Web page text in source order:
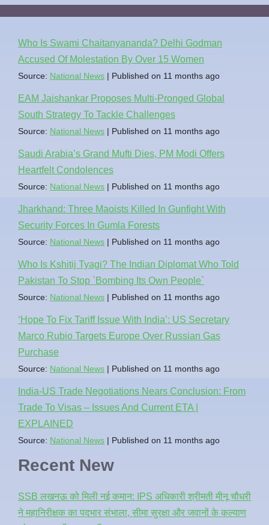
Who Is Swami Chaitanyananda? Delhi Godman
Accused Of Molestation By Over 15 Women
Source: National News Published on 11 months ago
EAM Jaishankar Proposes Multi-Pronged Global
South Strategy To Tackle Challenges
Source: National News Published on 11 months ago
Saudi Arabia’s Grand Mufti Dies, PM Modi Offers
Heartfelt Condolences
Source: National News Published on 11 months ago
Jharkhand: Three Maoists Killed In Gunfight With
Security Forces In Gumla Forests
Source: National News Published on 11 months ago
Who Is Kshitij Tyagi? The Indian Diplomat Who Told
Pakistan To Stop `Bombing Its Own People`
Source: National News Published on 11 months ago
‘Hope To Fix Tariff Issue With India’: US Secretary
Marco Rubio Targets Europe Over Russian Gas
Purchase
Source: National News Published on 11 months ago
India-US Trade Negotiations Nears Conclusion: From
Trade To Visas – Issues And Current ETA |
EXPLAINED
Source: National News Published on 11 months ago
Recent New
SSB लखनऊ को मिली नई कमान: IPS अधिकारी श्रीमती मीनू चौधरी
ने महानिरीक्षक का पदभार संभाला, सीमा सुरक्षा और जवानों के कल्याण